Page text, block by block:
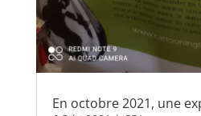
En octobre 2021, une